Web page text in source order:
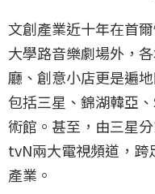
文創產業近十年在首
大學路音樂劇場外，
廳、創意小店更是遍
包括三星、錦湖韓亞
術館。甚至，由三星
tvN兩大電視頻道，跨
產業。